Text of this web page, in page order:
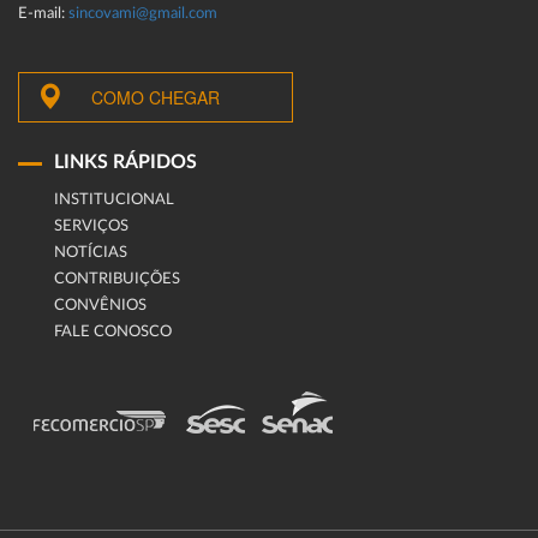
E-mail: sincovami@gmail.com
COMO CHEGAR
LINKS RÁPIDOS
INSTITUCIONAL
SERVIÇOS
NOTÍCIAS
CONTRIBUIÇÕES
CONVÊNIOS
FALE CONOSCO